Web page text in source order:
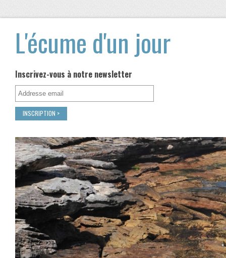
L'écume d'un jour
Inscrivez-vous à notre newsletter